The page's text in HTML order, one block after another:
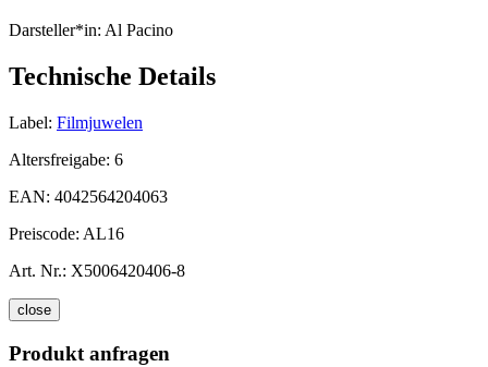
Darsteller*in: Al Pacino
Technische Details
Label: Filmjuwelen
Altersfreigabe: 6
EAN: 4042564204063
Preiscode: AL16
Art. Nr.: X5006420406-8
close
Produkt anfragen